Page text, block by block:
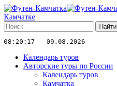
Камчатке
Найти
08:20:17 - 09.08.2026
Календарь туров
Авторские туры по России
Календарь туров
Камчатка